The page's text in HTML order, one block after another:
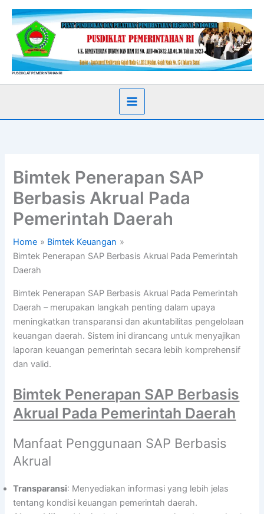
Skip
content
PUSDIKLAT PEMERINTAHAN RI
Bimtek Penerapan SAP
Berbasis Akrual Pada
Pemerintah Daerah
Home
Bimtek Keuangan
Bimtek Penerapan SAP Berbasis Akrual Pada Pemerintah
Daerah
Bimtek Penerapan SAP Berbasis Akrual Pada Pemerintah
Daerah – merupakan langkah penting dalam upaya
meningkatkan transparansi dan akuntabilitas pengelolaan
keuangan daerah. Sistem ini dirancang untuk menyajikan
laporan keuangan pemerintah secara lebih komprehensif
dan valid.
Bimtek Penerapan SAP Berbasis
Akrual Pada Pemerintah Daerah
Manfaat Penggunaan SAP Berbasis
Akrual
Transparansi: Menyediakan informasi yang lebih jelas
tentang kondisi keuangan pemerintah daerah.